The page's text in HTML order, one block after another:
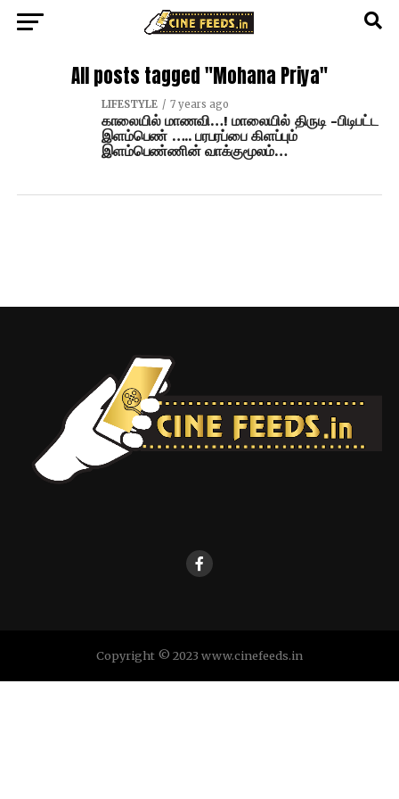
All posts tagged "Mohana Priya"
LIFESTYLE 7 years ago
காலையில் மாணவி…! மாலையில் திருடி -பிடிபட்ட
இளம்பெண் ….. பரபரப்பை கிளப்பும்
இளம்பெண்ணின் வாக்குமூலம்…
Copyright © 2023 www.cinefeeds.in